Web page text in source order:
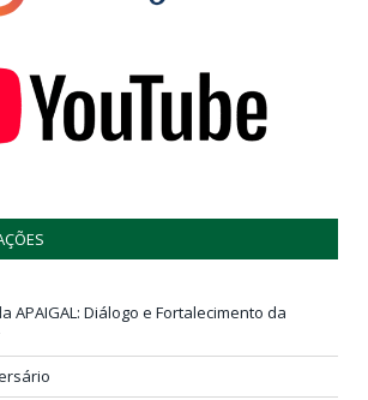
APAIGAL: Diálogo e Fortalecimento da